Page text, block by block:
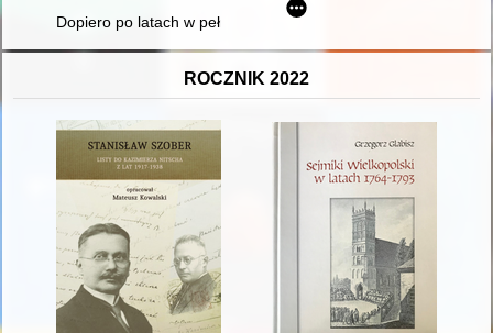
Dopiero po latach w pełni ją doceniłem = It's only many
ROCZNIK 2022